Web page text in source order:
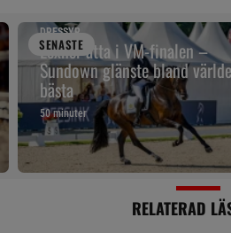
SENASTE
DRESSYR
Lexner åtta i VM-finalen –
Sundown glänste bland
bästa
50 minuter
RELATERAD